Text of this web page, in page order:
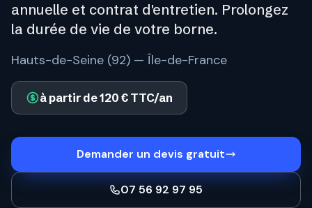
annuelle et contrat d'entretien. Prolongez
la durée de vie de votre borne.
Hauts-de-Seine (92) — Île-de-France
à partir de 120 € TTC/an
Demander un devis gratuit
07 56 92 97 95